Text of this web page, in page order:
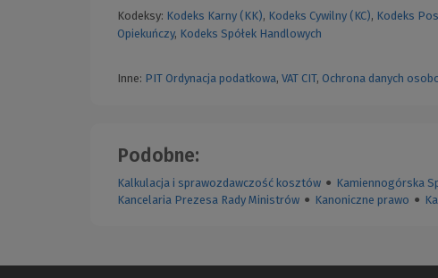
Kodeksy: Kodeks Karny (KK), Kodeks Cywilny (KC), Kodeks
Opiekuńczy, Kodeks Spółek Handlowych
Inne: PIT Ordynacja podatkowa, VAT CIT, Ochrona danych
Podobne:
Kalkulacja i sprawozdawczość kosztów ● Kamiennogórska
Kancelaria Prezesa Rady Ministrów ● Kanoniczne prawo ●